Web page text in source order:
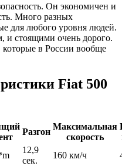
Он экономичен и
Много разных
для любого уровня людей.
и стоящими очень дорого.
в России вообще
Fiat 500
Разгон
Максимальная
скорость
12,9
сек.
160 км/ч